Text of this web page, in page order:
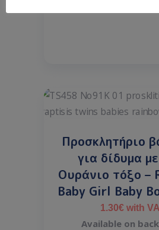
Προσκλητήριο
για δίδυμα
Ουράνιο τόξο –
Baby Girl Baby
1.30€ with
Available on